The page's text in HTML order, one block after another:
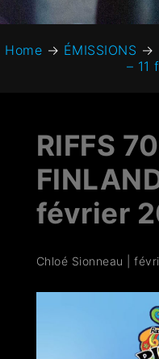
Home → ÉMISSIONS →
– 11
RIFFS
février
Chloé Sionneau |